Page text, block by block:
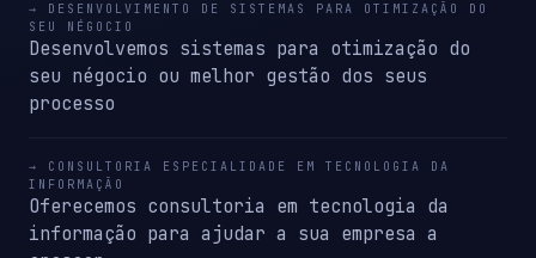
→ DESENVOLVIMENTO DE SISTEMAS PARA OTIMIZAÇÃO DO
SEU NÉGOCIO
Desenvolvemos sistemas para otimização do
seu négocio ou melhor gestão dos seus
processo
→ CONSULTORIA ESPECIALIDADE EM TECNOLOGIA DA
INFORMAÇÃO
Oferecemos consultoria em tecnologia da
informação para ajudar a sua empresa a